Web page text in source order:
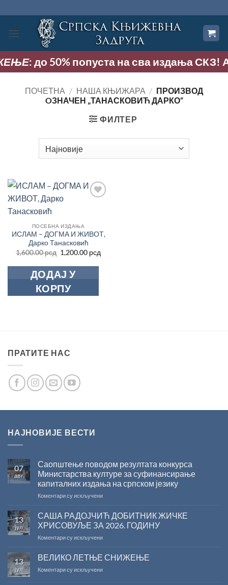
на
садржај
: до 50% попуста на сва издања СКЗ!
ПОЧЕТНА / НАША КЊИЖАРА / ПРОИЗВОД
OЗНАЧЕН „ТАНАСКОВИЋ ДАРКО“
ФИЛТЕР
ПОСЕБНА ИЗДАЊА
ИСЛАМ – ДОГМА И ЖИВОТ,
Дарко Танасковић
1,600.00рсд Оригинална
цена
је
била:
1,600.00 рсд.
1,200.00 рсд
цена
ДОДАЈ У
КОРПУ
ПРАТИТЕ НАС
НАЈНОВИЈЕ ВЕСТИ
07
авг
Саопштење поводом резултата конкурса
Министарства културе за суфинансирање
капиталних издања на српском језику
Коментари су искљученина
поводом
резултата
конкурса
Министарства
за
капиталних
13
јул
САША РАДОЈЧИЋ ДОБИТНИК ЖИЧКЕ
ХРИСОВУЉЕ ЗА 2026. ГОДИНУ
Коментари су искљученина
РАДОЈЧИЋ
ДОБИТНИК
ЖИЧКЕ
13
јул
ВЕЛИКО ЛЕТЊЕ СНИЖЕЊЕ
Коментари су искљученина